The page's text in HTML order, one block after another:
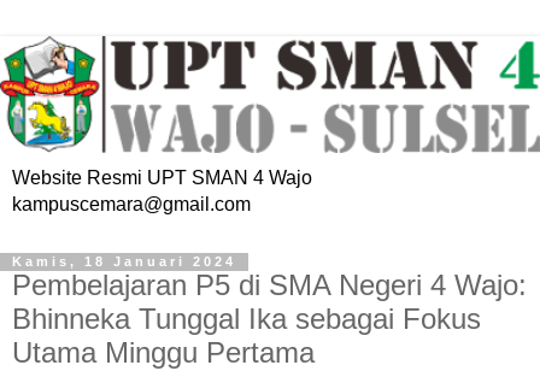
Website Resmi UPT SMAN 4 Wajo
kampuscemara@gmail.com
Kamis, 18 Januari 2024
Pembelajaran P5 di SMA Negeri 4 Wajo:
Bhinneka Tunggal Ika sebagai Fokus
Utama Minggu Pertama